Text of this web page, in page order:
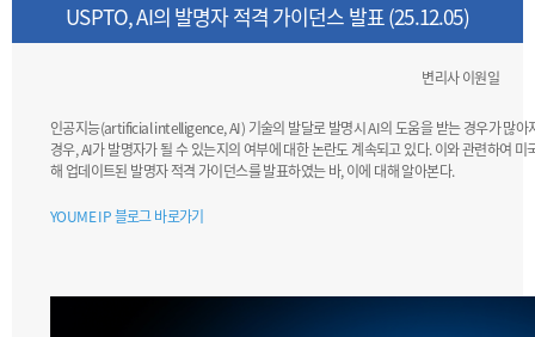
USPTO, AI의 발명자 적격 가이던스 발표 (25.12.05)
변리사 이원일
인공지능(artificial intelligence, AI) 기술의 발달로 발명시 AI의 도움을 받는 경우가 많아
경우, AI가 발명자가 될 수 있는지의 여부에 대한 논란도 계속되고 있다. 이와 관련하여
해 업데이트된 발명자 적격 가이던스를 발표하였는 바, 이에 대해 알아본다.
YOUME IP 블로그 바로가기